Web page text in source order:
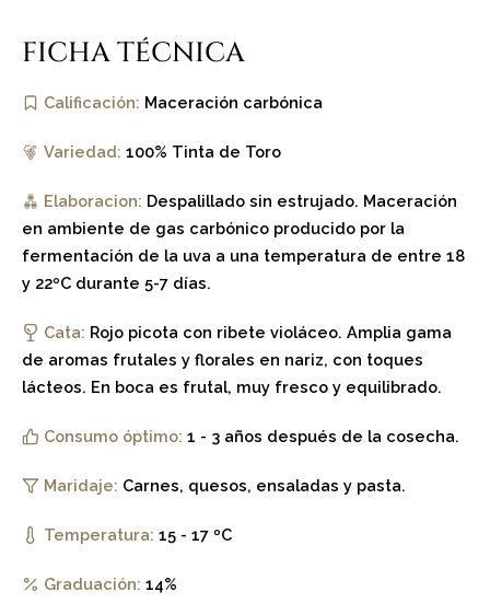
FICHA TÉCNICA
Calificación: Maceración carbónica
Variedad: 100% Tinta de Toro
Elaboracion: Despalillado sin estrujado. Maceración
en ambiente de gas carbónico producido por la
fermentación de la uva a una temperatura de entre 18
y 22ºC durante 5-7 días.
Cata: Rojo picota con ribete violáceo. Amplia gama
de aromas frutales y florales en nariz, con toques
lácteos. En boca es frutal, muy fresco y equilibrado.
Consumo óptimo: 1 - 3 años después de la cosecha.
Maridaje: Carnes, quesos, ensaladas y pasta.
Temperatura: 15 - 17 ºC
Graduación: 14%